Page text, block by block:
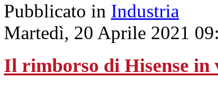
Pubblicato in Industria
Martedì, 20 Aprile 2021
Il rimborso di Hisense in